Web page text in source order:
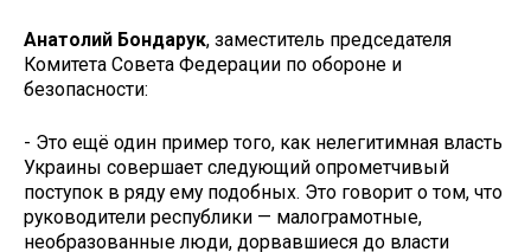
Анатолий Бондарук, заместитель председателя
Комитета Совета Федерации по обороне и
безопасности:
- Это ещё один пример того, как нелегитимная власть
Украины совершает следующий опрометчивый
поступок в ряду ему подобных. Это говорит о том, что
руководители республики — малограмотные,
необразованные люди, дорвавшиеся до власти